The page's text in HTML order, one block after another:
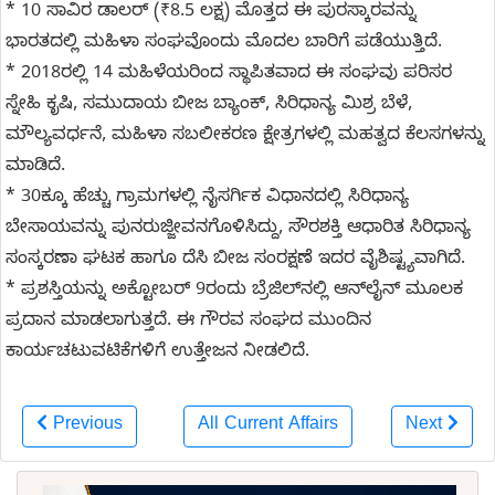
* 10 ಸಾವಿರ ಡಾಲರ್‌ (₹8.5 ಲಕ್ಷ) ಮೊತ್ತದ ಈ ಪುರಸ್ಕಾರವನ್ನು
ಭಾರತದಲ್ಲಿ ಮಹಿಳಾ ಸಂಘವೊಂದು ಮೊದಲ ಬಾರಿಗೆ ಪಡೆಯುತ್ತಿದೆ.
* 2018ರಲ್ಲಿ 14 ಮಹಿಳೆಯರಿಂದ ಸ್ಥಾಪಿತವಾದ ಈ ಸಂಘವು ಪರಿಸರ
ಸ್ನೇಹಿ ಕೃಷಿ, ಸಮುದಾಯ ಬೀಜ ಬ್ಯಾಂಕ್, ಸಿರಿಧಾನ್ಯ ಮಿಶ್ರ ಬೆಳೆ,
ಮೌಲ್ಯವರ್ಧನೆ, ಮಹಿಳಾ ಸಬಲೀಕರಣ ಕ್ಷೇತ್ರಗಳಲ್ಲಿ ಮಹತ್ವದ ಕೆಲಸಗಳನ್ನು
ಮಾಡಿದೆ.
* 30ಕ್ಕೂ ಹೆಚ್ಚು ಗ್ರಾಮಗಳಲ್ಲಿ ನೈಸರ್ಗಿಕ ವಿಧಾನದಲ್ಲಿ ಸಿರಿಧಾನ್ಯ
ಬೇಸಾಯವನ್ನು ಪುನರುಜ್ಜೀವನಗೊಳಿಸಿದ್ದು, ಸೌರಶಕ್ತಿ ಆಧಾರಿತ ಸಿರಿಧಾನ್ಯ
ಸಂಸ್ಕರಣಾ ಘಟಕ ಹಾಗೂ ದೆಸಿ ಬೀಜ ಸಂರಕ್ಷಣೆ ಇದರ ವೈಶಿಷ್ಟ್ಯವಾಗಿದೆ.
* ಪ್ರಶಸ್ತಿಯನ್ನು ಅಕ್ಟೋಬರ್‌ 9ರಂದು ಬ್ರೆಜಿಲ್‌ನಲ್ಲಿ ಆನ್‌ಲೈನ್ ಮೂಲಕ
ಪ್ರದಾನ ಮಾಡಲಾಗುತ್ತದೆ. ಈ ಗೌರವ ಸಂಘದ ಮುಂದಿನ
ಕಾರ್ಯಚಟುವಟಿಕೆಗಳಿಗೆ ಉತ್ತೇಜನ ನೀಡಲಿದೆ.
Previous All Current Affairs Next